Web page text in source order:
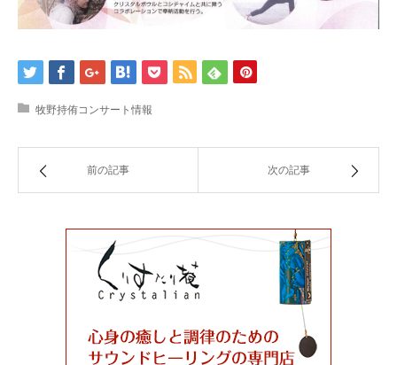
牧野持侑コンサート情報
前の記事 次の記事